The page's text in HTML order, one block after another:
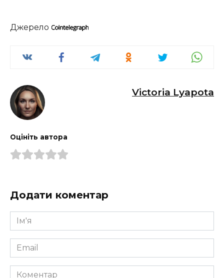
Джерело
Victoria Lyapota
Оцініть автора
Додати коментар
Ім'я
*
Email
*
Коментар